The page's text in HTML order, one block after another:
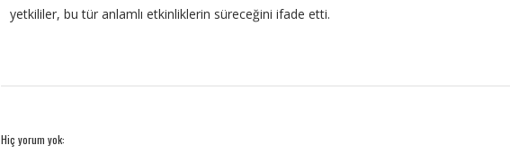
yetkililer, bu tür anlamlı etkinliklerin süreceğini ifade etti.
Hiç yorum yok: